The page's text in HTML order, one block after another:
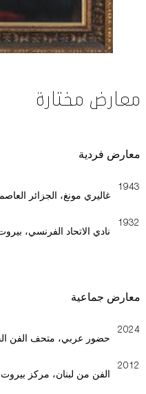
معارض مختارة
معارض فردية
1943
غاليري مونغ، الجزائر
1932
نادي الاتحاد الفرنسي،
معارض جماعية
2024
حضور عربي، متحف الفن
2012
الفن من لبنان، مركز